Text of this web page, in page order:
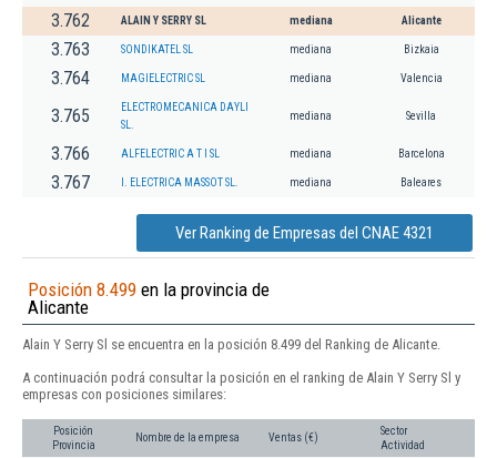
3.762 ALAIN Y SERRY SL mediana Alicante
3.763 SONDIKATEL SL mediana Bizkaia
3.764 MAGIELECTRIC SL mediana Valencia
3.765
ELECTROMECANICA DAYLI
SL.
mediana Sevilla
3.766 ALFELECTRIC A T I SL mediana Barcelona
3.767 I. ELECTRICA MASSOT SL. mediana Baleares
Ver Ranking de Empresas del CNAE 4321
Posición 8.499 en la provincia de
Alicante
Alain Y Serry Sl se encuentra en la posición 8.499 del Ranking de Alicante.
A continuación podrá consultar la posición en el ranking de Alain Y Serry Sl y
empresas con posiciones similares:
Posición
Provincia
Nombre de la empresa Ventas (€)
Sector
Actividad